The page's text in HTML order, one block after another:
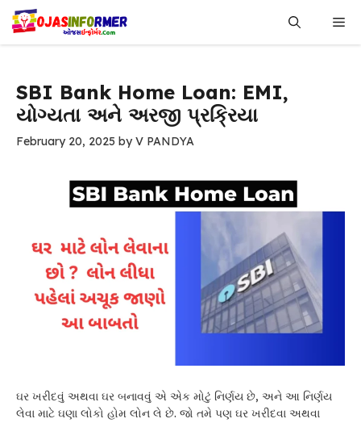
Skip
content
SBI Bank Home Loan: EMI,
યોગ્યતા અને અરજી પ્રક્રિયા
February 20, 2025 byV PANDYA
ઘર ખરીદવું અથવા ઘર બનાવવું એ એક મોટું નિર્ણય છે, અને આ નિર્ણય
લેવા માટે ઘણા લોકો હોમ લોન લે છે. જો તમે પણ ઘર ખરીદવા અથવા